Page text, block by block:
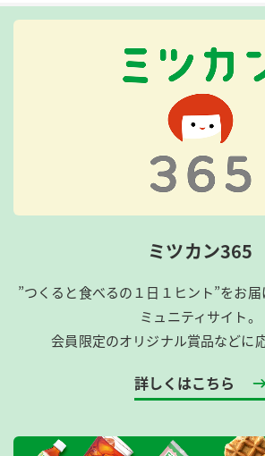
ミツカン365
”つくると食べるの１日１ヒント”をお
ミュニティサイト。
会員限定のオリジナル賞品などに
詳しくはこちら